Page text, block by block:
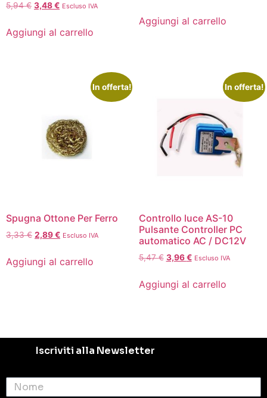
5,94€ 3,48€ Escluso IVA
Aggiungi al carrello
Aggiungi al carrello
In offerta!
Spugna Ottone Per Ferro
3,33€ 2,89€ Escluso IVA
Aggiungi al carrello
In offerta!
Controllo luce AS-10
Pulsante Controller PC
automatico AC / DC12V
5,47€ 3,96€ Escluso IVA
Aggiungi al carrello
Iscriviti alla Newsletter